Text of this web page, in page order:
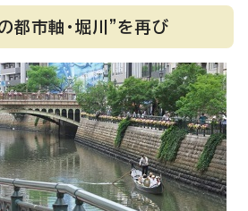
都市軸・堀川”を再び